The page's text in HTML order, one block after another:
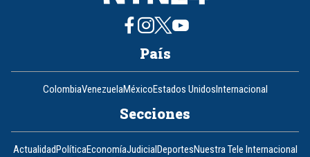
País
ColombiaVenezuelaMéxicoEstados UnidosInternacional
Secciones
ActualidadPolíticaEconomíaJudicialDeportesNuestra Tele Internacional